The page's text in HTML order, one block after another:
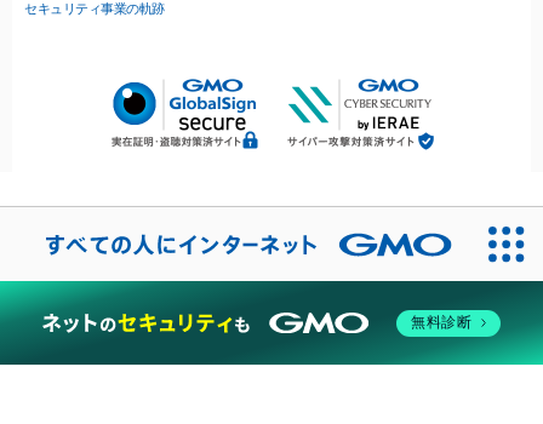
セキュリティ事業の軌跡
無料診断